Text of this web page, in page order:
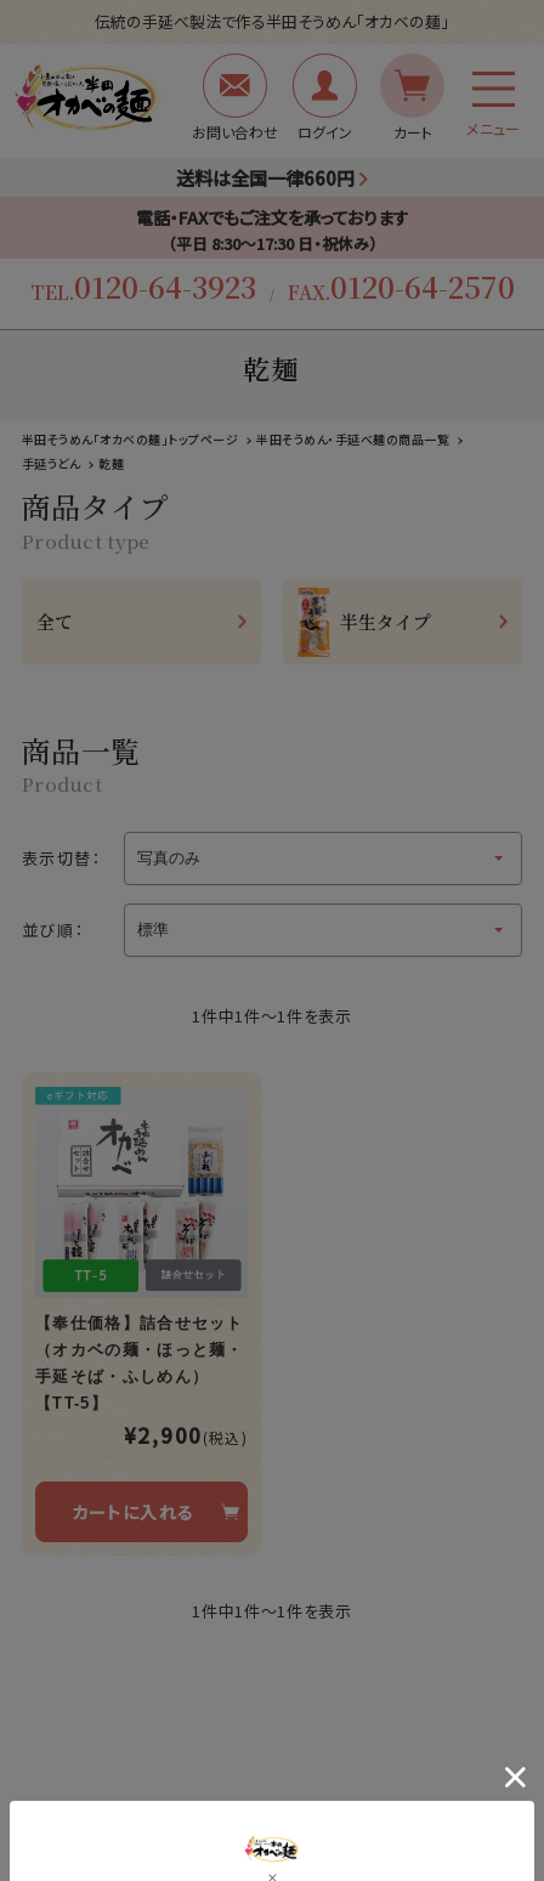
伝統の手延べ製法で作る半田そうめん「オカベの麺」
お問い合わせ ログイン カート メニュー
送料は全国一律660円
電話・FAXでもご注文を承っております
（平日 8:30〜17:30 日・祝休み）
TEL.0120-64-3923 / FAX.0120-64-2570
半田そうめん「オカベの麺」トップページ
半田そうめん・手延べ麺の商品一覧
手延うどん
乾麺
乾麺
商品タイプ
Product type
全て 半生タイプ
商品一覧
Product
表示切替：
並び順：
1件中1件～1件を表示
【奉仕価格】詰合せセット
（オカベの麺・ほっと麺・
手延そば・ふしめん）
【TT-5】
¥2,900(税込)
カートに入れる
1件中1件～1件を表示